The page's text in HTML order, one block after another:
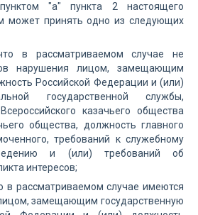
"а" пункта 2 настоящего
может принять одно из следующих
в рассматриваемом случае не
нарушения лицом, замещающим
Российской Федерации и (или)
государственной службы,
казачьего общества
общества, должность главного
требований к служебному
и (или) требований об
интересов;
в рассматриваемом случае имеются
замещающим государственную